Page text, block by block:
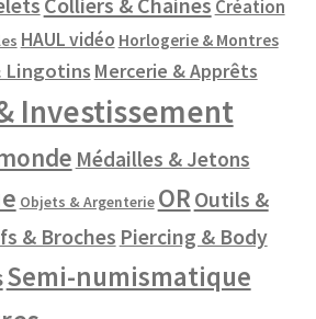
Création
HAUL vidéo Horlogerie & Montres
Lingotins Mercerie & Apprêts
Investissement
Médailles & Jetons
Objets & Argenterie OR Outils &
& Broches Piercing & Body
Semi-numismatique